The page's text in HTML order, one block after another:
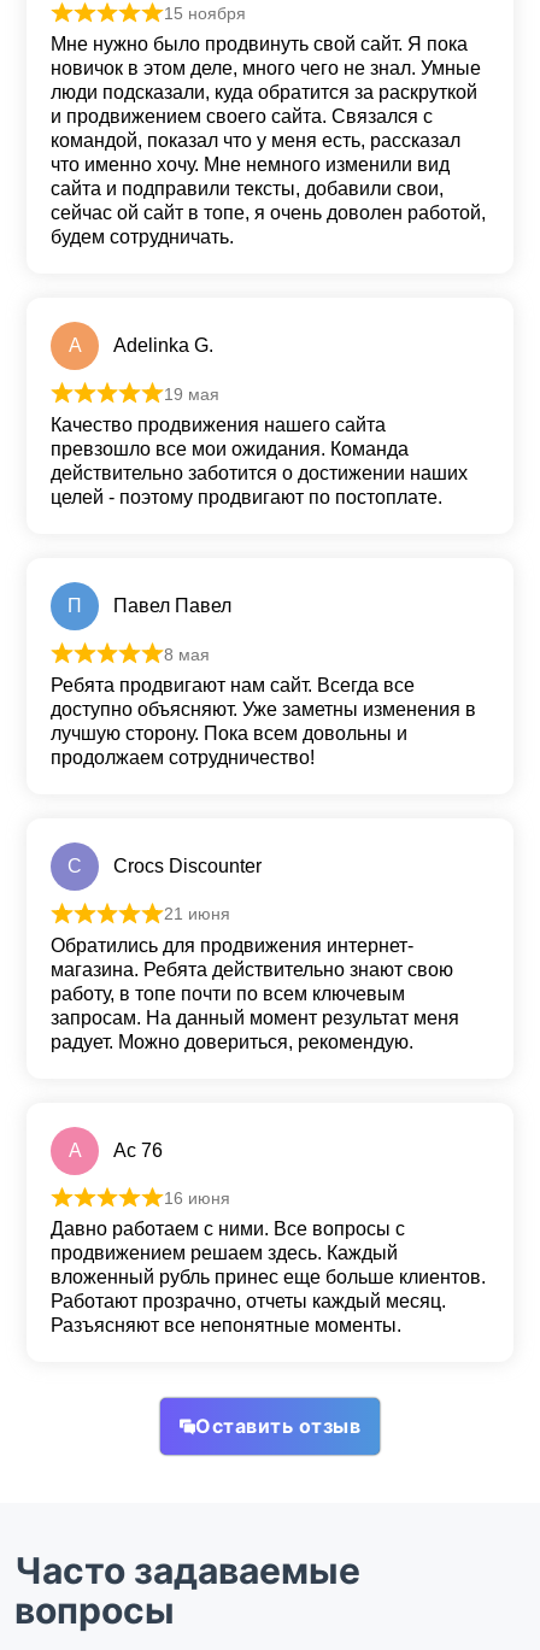
Оценка
15 ноября
Мне нужно было продвинуть свой сайт. Я пока
новичок в этом деле, много чего не знал. Умные
люди подсказали, куда обратится за раскруткой
и продвижением своего сайта. Связался с
командой, показал что у меня есть, рассказал
что именно хочу. Мне немного изменили вид
сайта и подправили тексты, добавили свои,
сейчас ой сайт в топе, я очень доволен работой,
будем сотрудничать.
A Adelinka G.
Оценка
19 мая
Качество продвижения нашего сайта
превзошло все мои ожидания. Команда
действительно заботится о достижении наших
целей - поэтому продвигают по постоплате.
П Павел Павел
Оценка
8 мая
Ребята продвигают нам сайт. Всегда все
доступно объясняют. Уже заметны изменения в
лучшую сторону. Пока всем довольны и
продолжаем сотрудничество!
C Crocs Discounter
Оценка
21 июня
Обратились для продвижения интернет-
магазина. Ребята действительно знают свою
работу, в топе почти по всем ключевым
запросам. На данный момент результат меня
радует. Можно довериться, рекомендую.
A Ac 76
Оценка
16 июня
Давно работаем с ними. Все вопросы с
продвижением решаем здесь. Каждый
вложенный рубль принес еще больше клиентов.
Работают прозрачно, отчеты каждый месяц.
Разъясняют все непонятные моменты.
Оставить отзыв
Часто задаваемые
вопросы